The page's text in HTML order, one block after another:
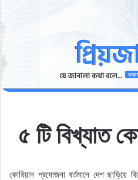
৫ টি বিখ্যাত
কোরিয়ান প্রযোজনা বর্তমানে দেশ ছাড়িয়ে